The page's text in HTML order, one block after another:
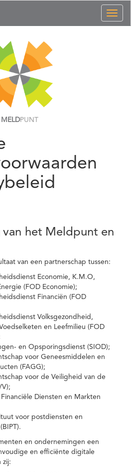
MELDPUNT
het Meldpunt en
van een partnerschap tussen:
Economie, K.M.O,
(FOD Economie);
Financiën (FOD
Volksgezondheid,
en Leefmilieu (FOD
en Opsporingsdienst (SIOD);
voor Geneesmiddelen en
(FAGG);
voor de Veiligheid van de
Diensten en Markten
voor postdiensten en
en ondernemingen een
en efficiënte digitale
zij: